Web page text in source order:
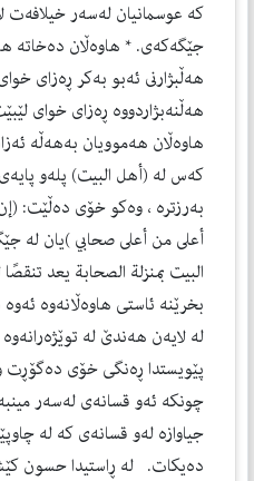
كه‌ عوسمانيان له‌سه‌ر خيلافه‌ت
جێگه‌كه‌ى. * هاوه‌ڵان ده‌خاته‌
هه‌ڵبژارنى ئه‌بو به‌كر ڕه‌زاى
هه‌ڵنه‌بژاردووه‌ ڕه‌زاى خواى
هاوه‌ڵان هه‌موويان به‌هه‌ڵه‌
كه‌س له‌ (أهل البيت) پله‌و
به‌رزتره‌ ، وه‌كو خۆى ده‌ڵێت:
أعلى من أعلى صحابي )يان له‌
البيت بمنزلة الصحابة يعد
بخرێنه‌ ئاستى هاوه‌ڵانه‌وه‌
له‌ لايه‌ن هه‌ندێ له‌
پێويستدا ڕه‌نگى خۆى ده‌گۆڕت
چونكه‌ ئه‌و قسانه‌ى له‌سه‌ر
جياوازه‌ له‌و قسانه‌ى كه‌ له‌
ده‌يكات. له‌ ڕاستيدا حسون